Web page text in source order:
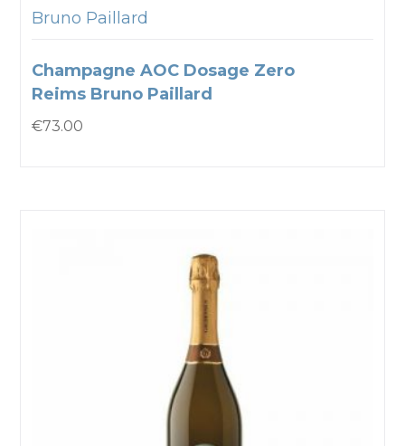
Bruno Paillard
Champagne AOC Dosage Zero
Reims Bruno Paillard
€73.00